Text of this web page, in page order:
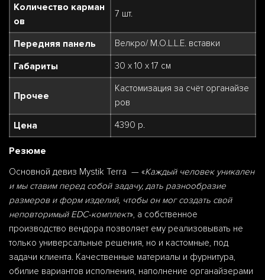
Количество карман
ов
7 шт.
Передняя панель Велкро/ M.O.L.L.E. вставки
Габариты 30 х 10 х 17 см
Прочее
Кастомизация за счёт органайзе
ров
Цена 4390 р.
Резюме
Основной девиз Mystik Terra — «Каждый человек уникален
и мы ставим перед собой задачу, дать разнообразие
размеров и форм изделий, чтобы он мог создать свой
неповторимый EDC-комплект», а собственное
производство вендора позволяет ему реализовывать не
только универсальные решения, но и кастомные, под
задачи клиента. Качественные материалы и фурнитура,
обилие вариантов исполнения, наполнение органайзерами